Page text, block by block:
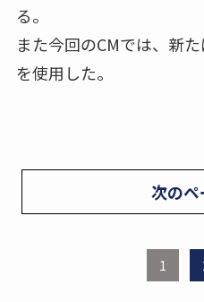
る。
また今回のCMでは、新
を使用した。
次のペ
1